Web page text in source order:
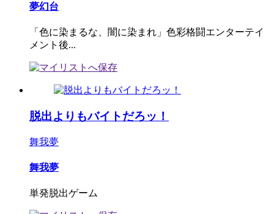
夢幻台
「色に染まるな、闇に染まれ」色彩格闘エンターテイ
メント後...
脱出よりもバイトだろッ！
舞我夢
舞我夢
単発脱出ゲーム